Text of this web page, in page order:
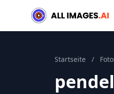
Startseite /